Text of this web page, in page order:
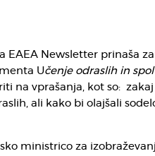
EAEA Newsletter prinaša
Učenje odraslih in spol
na vprašanja, kot so:
ali kako bi olajšali
ministrico za